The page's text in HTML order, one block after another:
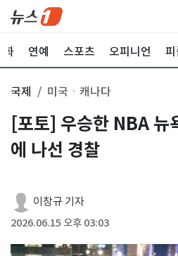
화 연예 스포츠 오피니언 피
국제 미국ㆍ캐나다
[포토] 우승한 NBA 뉴
에 나선 경찰
이창규 기자
2026.06.15 오후 03:03